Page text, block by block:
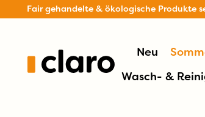
Fair gehandelte & ökologische Produkte
Neu
Wasch- &